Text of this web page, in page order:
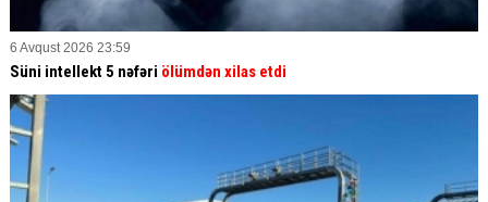
6 Avqust 2026 23:59
Süni intellekt 5 nəfəri ölümdən xilas etdi